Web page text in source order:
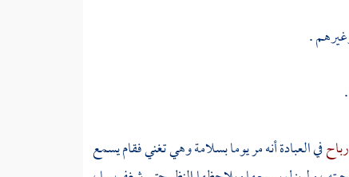
.
في العبادة أنه مر يومابسلامةوهي تغني فقام يسمع